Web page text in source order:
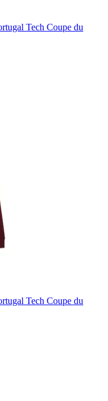
Tech Coupe du
Tech Coupe du